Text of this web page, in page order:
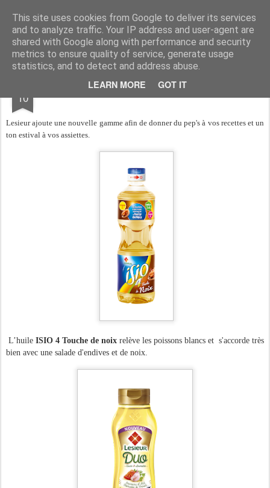
This site uses cookies from Google to deliver its services
and to analyze traffic. Your IP address and user-agent are
shared with Google along with performance and security
metrics to ensure quality of service, generate usage
statistics, and to detect and address abuse.
LEARN MORE GOT IT
Aux papilles by Virginie
10 Nouveautés LESIEUR
Lesieur ajoute une nouvelle gamme afin de donner du pep's à vos recettes et un
ton estival à vos assiettes.
L’huile ISIO 4 Touche de noix relève les poissons blancs et s'accorde très
bien avec une salade d'endives et de noix.